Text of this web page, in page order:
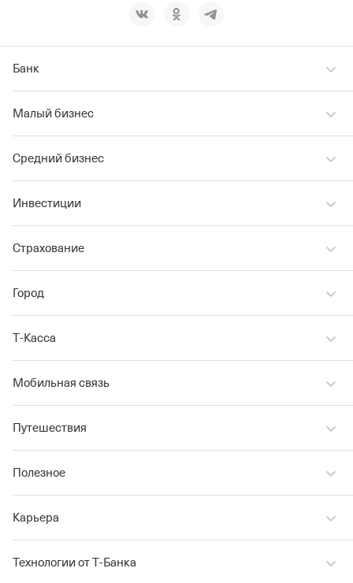
Банк
Малый бизнес
Средний бизнес
Инвестиции
Страхование
Город
Т‑Касса
Мобильная связь
Путешествия
Полезное
Карьера
Технологии от Т‑Банка